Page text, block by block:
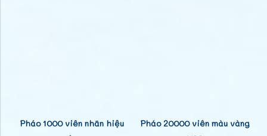
Pháo 1000 viên nhãn hiệu
Pháo 20000 viên màu vàng